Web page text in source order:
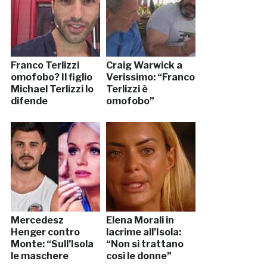
Franco Terlizzi
omofobo? Il figlio
Michael Terlizzi lo
difende
Craig Warwick a
Verissimo: “Franco
Terlizzi è
omofobo”
Mercedesz
Henger contro
Monte: “Sull’Isola
le maschere
Elena Morali in
lacrime all’Isola:
“Non si trattano
così le donne”